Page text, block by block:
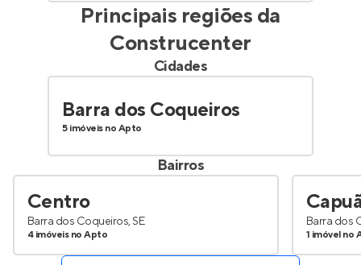
Principais regiões da
Construcenter
Cidades
Barra dos Coqueiros
5 imóveis no Apto
Bairros
Centro
Barra dos Coqueiros, SE
4 imóveis no Apto
Barra dos
1 imóvel no